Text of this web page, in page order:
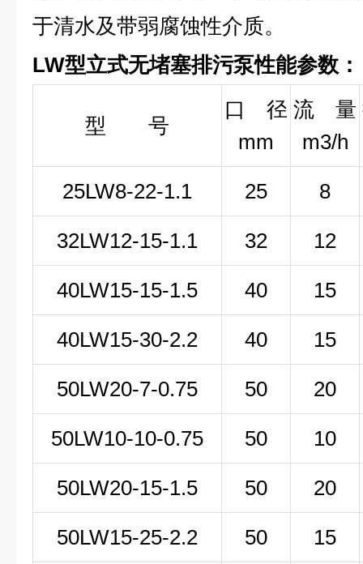
于清水及带弱腐蚀性介质。
LW型立式无堵塞排污泵性能参数：
型 号
口 径
mm
流 量
m3/h
25LW8-22-1.1 25 8
32LW12-15-1.1 32 12
40LW15-15-1.5 40 15
40LW15-30-2.2 40 15
50LW20-7-0.75 50 20
50LW10-10-0.75 50 10
50LW20-15-1.5 50 20
50LW15-25-2.2 50 15